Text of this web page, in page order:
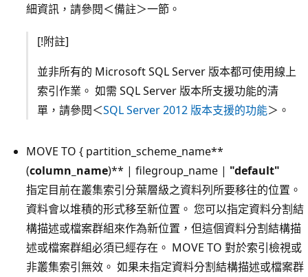
細資訊，請參閱＜備註＞一節。
[!附註]
並非所有的 Microsoft SQL Server 版本都可使用線上
索引作業。 如需 SQL Server 版本所支援功能的清
單，請參閱＜SQL Server 2012 版本支援的功能＞。
MOVE TO { partition_scheme_name**
(column_name)** | filegroup_name | "default"
指定目前在叢集索引分葉層級之資料列所要移往的位置。
資料會以堆積的形式移至新位置。 您可以指定資料分割結
構描述或檔案群組來作為新位置，但這個資料分割結構描
述或檔案群組必須已經存在。 MOVE TO 對於索引檢視或
非叢集索引無效。 如果未指定資料分割結構描述或檔案群